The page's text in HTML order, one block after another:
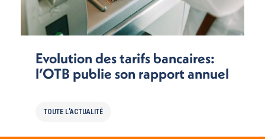
Evolution des tarifs bancaires:
l’OTB publie son rapport annuel
TOUTE L'ACTUALITÉ